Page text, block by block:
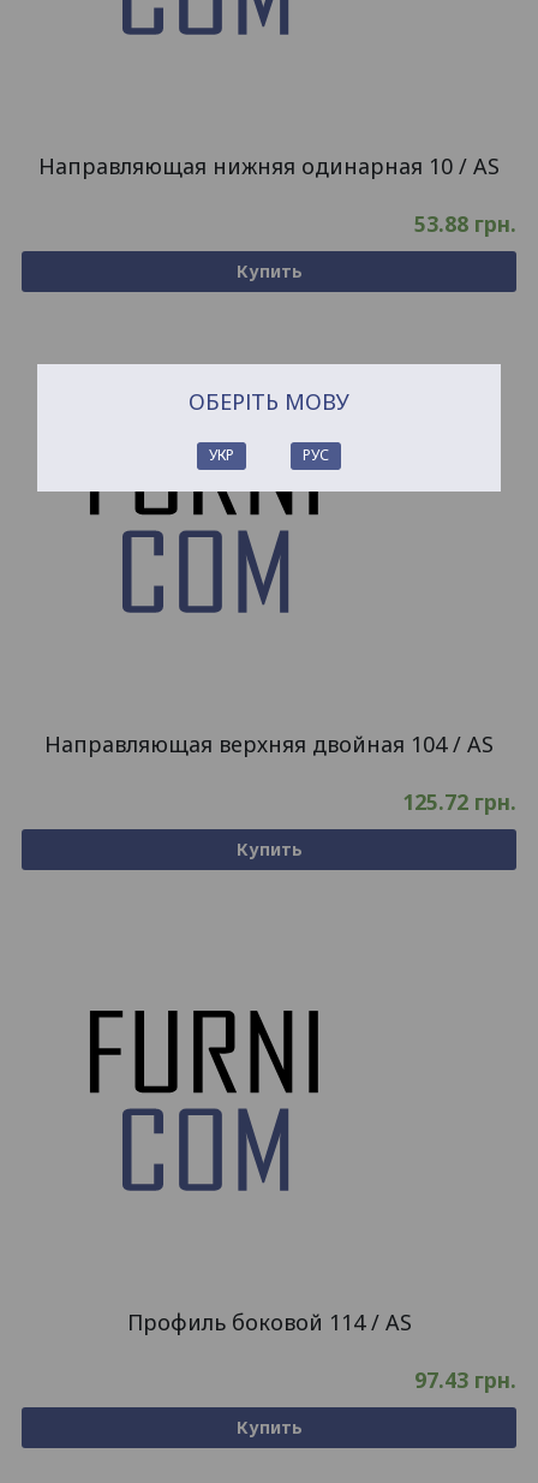
Направляющая нижняя одинарная 10 / AS
53.88 грн.
Купить
Направляющая верхняя двойная 104 / AS
125.72 грн.
Купить
Профиль боковой 114 / AS
97.43 грн.
Купить
ОБЕРІТЬ МОВУ
УКР РУС